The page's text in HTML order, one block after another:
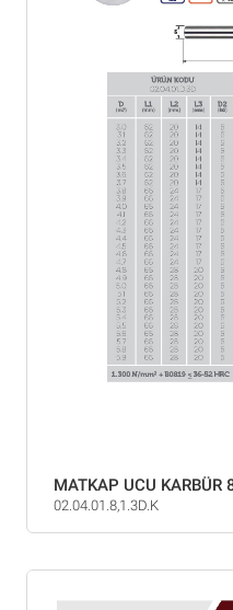
MATKAP UCU KARBÜR
02.04.01.8,1.3D.K